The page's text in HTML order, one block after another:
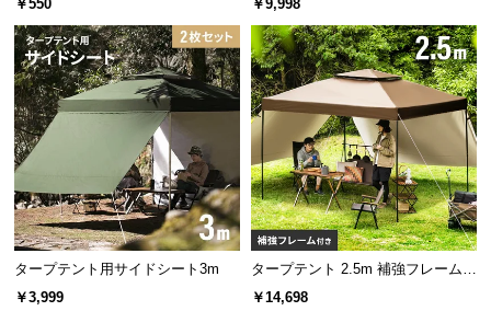
ブ
ロ
グ
企
業
情
報
￥550
￥9,998
タープテント用サイドシート3m
￥3,999
タープテント 2.5m 補強フレームセ
ット
￥14,698